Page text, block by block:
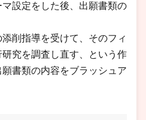
設定をした後、出願書類の
削指導を受けて、そのフィ
究を調査し直す、という作
書類の内容をブラッシュア